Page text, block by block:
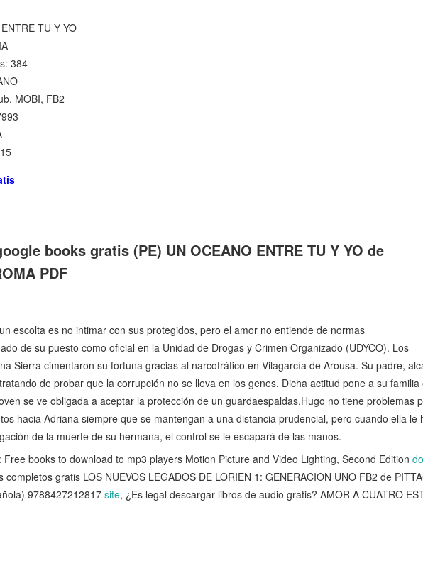
TU Y YO
384
MOBI, FB2
books gratis (PE) UN OCEANO ENTRE TU Y YO de
PDF
escolta es no intimar con sus protegidos, pero el amor no entiende de normas
de su puesto como oficial en la Unidad de Drogas y Crimen Organizado (UDYCO). Los
Sierra ci­mentaron su fortuna gracias al narcotrá­fico en Vilagarcía de Arousa. Su padre,
de probar que la corrupción no se lleva en los genes. Dicha actitud pone a su familia
se ve obligada a aceptar la protección de un guardaespaldas.Hugo no tiene problemas
hacia Adriana siem­pre que se mantengan a una distancia prudencial, pero cuando ella le
de la muerte de su hermana, el control se le escapará de las manos.
books to download to mp3 players Motion Picture and Video Lighting, Second Edition
completos gratis LOS NUEVOS LEGADOS DE LORIEN 1: GENERACION UNO FB2 de
9788427212817 site, ¿Es legal descargar libros de audio gratis? AMOR A CUATRO